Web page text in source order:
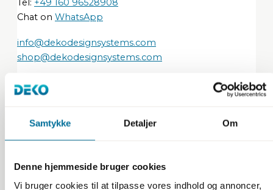
Samtykke Detaljer Om
Denne hjemmeside bruger cookies
Vi bruger cookies til at tilpasse vores indhold og annoncer,
Tel: +49 160 96528908
Chat on WhatsApp
info@dekodesignsystems.com
shop@dekodesignsystems.com
Contact us
Become Partner
Brochure
Specifier Info Pack